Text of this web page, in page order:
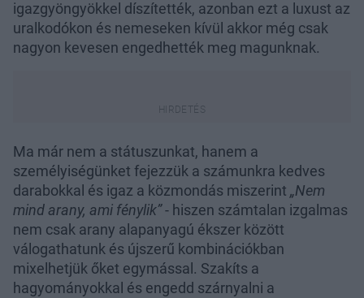
igazgyöngyökkel díszítették, azonban ezt a luxust az
uralkodókon és nemeseken kívül akkor még csak
nagyon kevesen engedhették meg magunknak.
Ma már nem a státuszunkat, hanem a
személyiségünket fejezzük a számunkra kedves
darabokkal és igaz a közmondás miszerint „Nem
mind arany, ami fénylik”- hiszen számtalan izgalmas
nem csak arany alapanyagú ékszer között
válogathatunk és újszerű kombinációkban
mixelhetjük őket egymással. Szakíts a
hagyományokkal és engedd szárnyalni a